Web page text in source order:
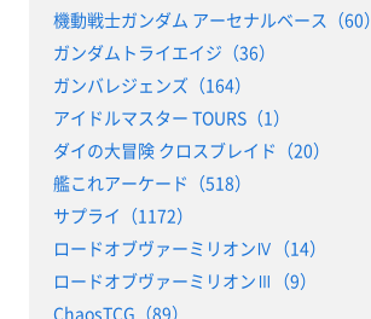
機動戦士ガンダム アーセナルベース（60）
ガンダムトライエイジ（36）
ガンバレジェンズ（164）
アイドルマスター TOURS（1）
ダイの大冒険 クロスブレイド（20）
艦これアーケード（518）
サプライ（1172）
ロードオブヴァーミリオンⅣ（14）
ロードオブヴァーミリオンⅢ（9）
ChaosTCG（89）